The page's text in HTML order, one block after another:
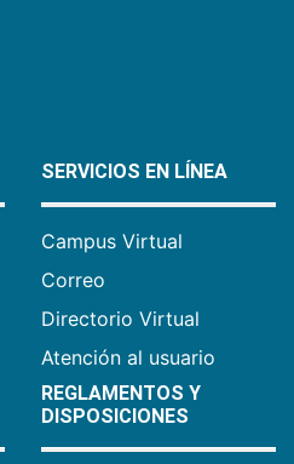
SERVICIOS EN LÍNEA
Campus Virtual
Correo
Directorio Virtual
Atención al usuario
REGLAMENTOS Y
DISPOSICIONES